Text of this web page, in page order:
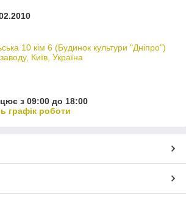
10 кім 6 (Будинок культури "Дніпро")
Київ, Україна
з 09:00 до 18:00
графік роботи